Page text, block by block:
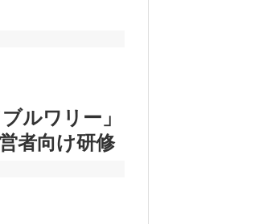
ルワリー」
者向け研修